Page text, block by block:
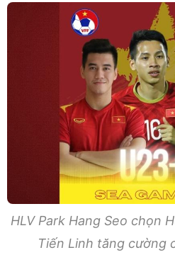
HLV Park Hang Seo chọn
Tiến Linh tăng cường